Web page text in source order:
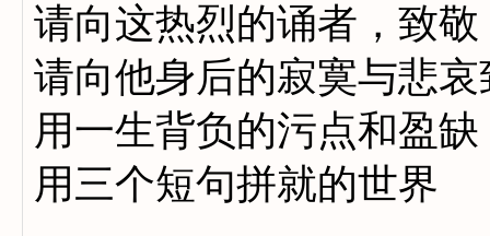
请向这热烈的诵者，致敬
请向他身后的寂寞与悲哀
用一生背负的污点和盈缺
用三个短句拼就的世界